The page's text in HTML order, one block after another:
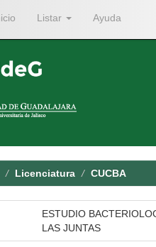
Listar Ayuda
Licenciatura CUCBA
ESTUDIO
LAS JUNTAS